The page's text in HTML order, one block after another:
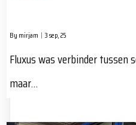
By mirjam | 3sep, 25
Fluxus was verbinder tussen
maar…